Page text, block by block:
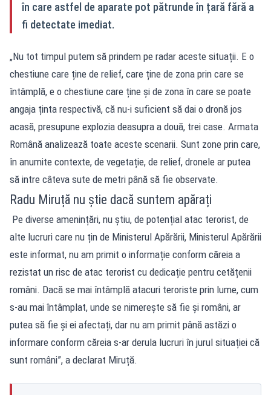
în care astfel de aparate pot pătrunde în țară fără a
fi detectate imediat.
„Nu tot timpul putem să prindem pe radar aceste situații. E o
chestiune care ține de relief, care ține de zona prin care se
întâmplă, e o chestiune care ține și de zona în care se poate
angaja ținta respectivă, că nu-i suficient să dai o dronă jos
acasă, presupune explozia deasupra a două, trei case. Armata
Română analizează toate aceste scenarii. Sunt zone prin care,
în anumite contexte, de vegetație, de relief, dronele ar putea
să intre câteva sute de metri până să fie observate.
Radu Miruță nu știe dacă suntem apărați
Pe diverse amenințări, nu știu, de potențial atac terorist, de
alte lucruri care nu țin de Ministerul Apărării, Ministerul Apărării
este informat, nu am primit o informație conform căreia a
rezistat un risc de atac terorist cu dedicație pentru cetățenii
români. Dacă se mai întâmplă atacuri teroriste prin lume, cum
s-au mai întâmplat, unde se nimerește să fie și români, ar
putea să fie și ei afectați, dar nu am primit până astăzi o
informare conform căreia s-ar derula lucruri în jurul situației că
sunt români”, a declarat Miruță.